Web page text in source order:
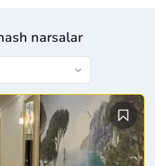
narsalar